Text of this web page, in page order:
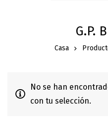
G.P.
Casa
No se han
con tu selección.